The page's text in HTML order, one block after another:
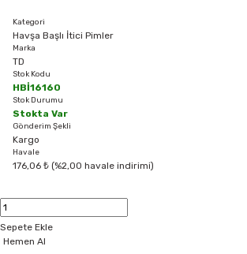
Kategori
Havşa Başlı İtici Pimler
Marka
TD
Stok Kodu
HBİ16160
Stok Durumu
Stokta Var
Gönderim Şekli
Kargo
Havale
176,06 ₺ (%2,00 havale indirimi)
Sepete Ekle
Hemen Al